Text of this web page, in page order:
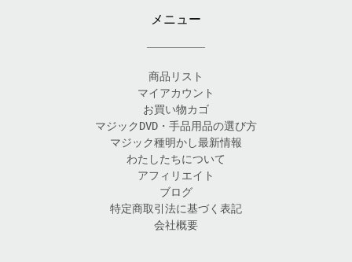
メニュー
商品リスト
マイアカウント
お買い物カゴ
マジックDVD・手品用品の選び方
マジック種明かし最新情報
わたしたちについて
アフィリエイト
ブログ
特定商取引法に基づく表記
会社概要